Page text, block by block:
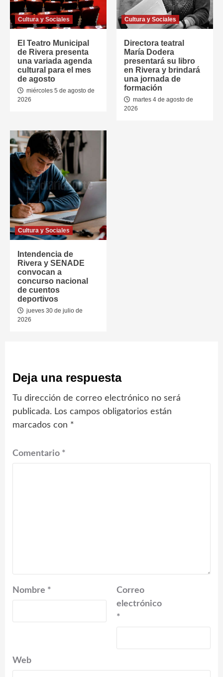
Cultura y Sociales
El Teatro Municipal
de Rivera presenta
una variada agenda
cultural para el mes
de agosto
miércoles 5 de agosto de
2026
Cultura y Sociales
Directora teatral
María Dodera
presentará su libro
en Rivera y brindará
una jornada de
formación
martes 4 de agosto de
2026
Cultura y Sociales
Intendencia de
Rivera y SENADE
convocan a
concurso nacional
de cuentos
deportivos
jueves 30 de julio de
2026
Deja una respuesta
Tu dirección de correo electrónico no será
publicada. Los campos obligatorios están
marcados con *
Comentario *
Nombre *
Correo
electrónico
*
Web